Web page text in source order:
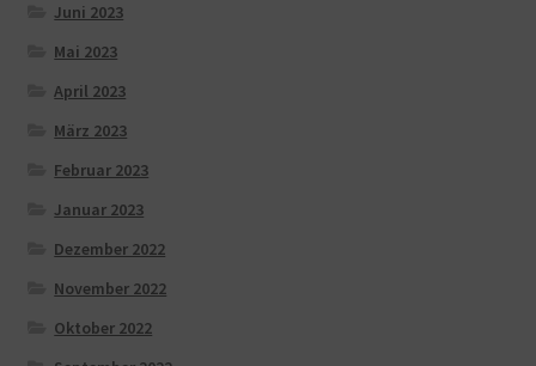
Juni 2023
Mai 2023
April 2023
März 2023
Februar 2023
Januar 2023
Dezember 2022
November 2022
Oktober 2022